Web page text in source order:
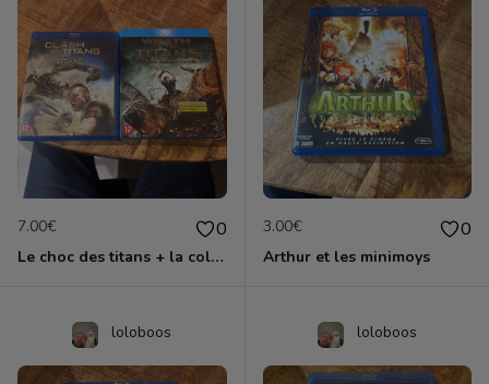
7.00€ 0
Le choc des titans + la colere des titans
3.00€ 0
Arthur et les minimoys
loloboos loloboos